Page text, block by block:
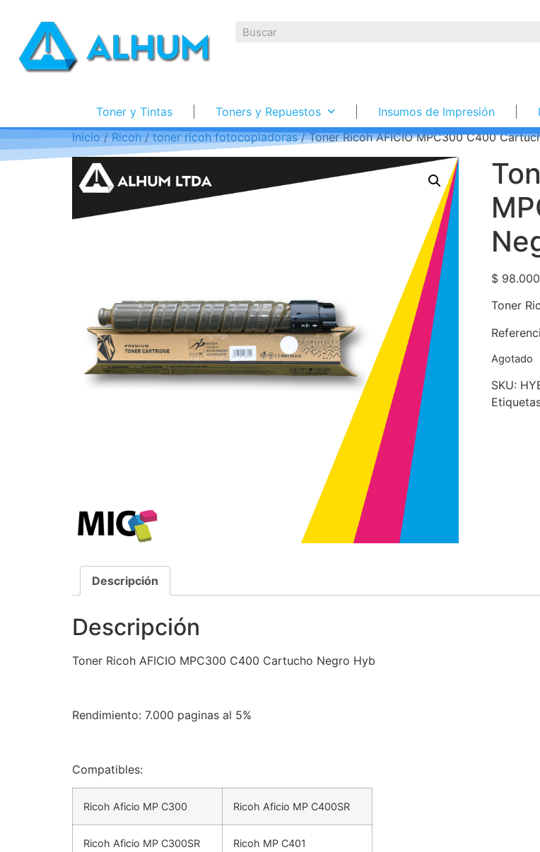
Toner y Tintas Toners y Repuestos Insumos de Impresión
Inicio/Ricoh/toner ricoh fotocopiadoras/ Toner Ricoh AFICIO MPC300 C400
$98.000
Toner
Agotado
SKU:
Descripción
Descripción
Toner Ricoh AFICIO MPC300 C400 Cartucho Negro Hyb
Rendimiento: 7.000 paginas al 5%
Compatibles:
Ricoh Aficio MP C300 Ricoh Aficio MP C400SR
Ricoh Aficio MP C300SR Ricoh MP C401